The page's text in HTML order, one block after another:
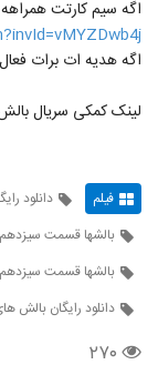
اگه سیم کارتت
اگه هدیه ات برات فعال نشد با
لینک کمکی سریال
فیلم
دانلود
بالشها قسمت
بالشها قسمت سیزدهم
دانلود رایگان بالش های
۲۷۰